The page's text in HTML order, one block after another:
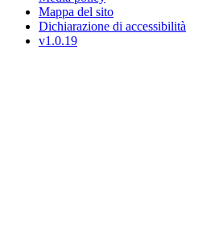
Mappa del sito
Dichiarazione di accessibilità
v1.0.19